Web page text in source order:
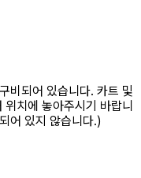
비되어 있습니다. 카트 및
치에 놓아주시기 바랍니
어 있지 않습니다.)